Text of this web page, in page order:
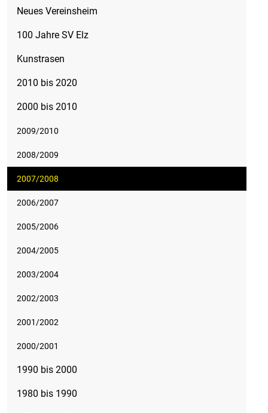
Neues Vereinsheim
100 Jahre SV Elz
Kunstrasen
2010 bis 2020
2000 bis 2010
2009/2010
2008/2009
2007/2008
2006/2007
2005/2006
2004/2005
2003/2004
2002/2003
2001/2002
2000/2001
1990 bis 2000
1980 bis 1990